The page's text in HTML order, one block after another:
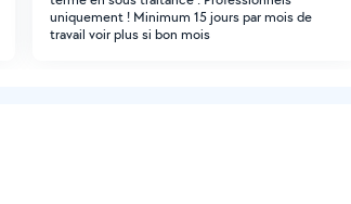
uniquement ! Minimum 15 jours par mois de
travail voir plus si bon mois